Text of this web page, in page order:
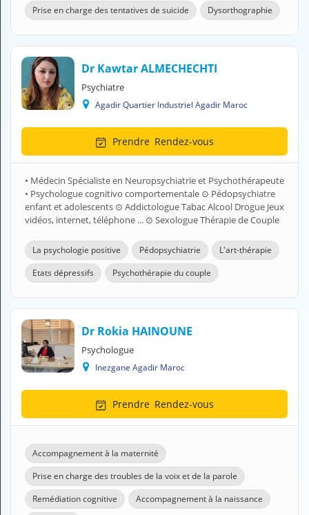
Prise en charge des tentatives de suicide
Dysorthographie
Dr Kawtar ALMECHECHTI
Psychiatre
Agadir Quartier Industriel Agadir Maroc
Prendre Rendez-vous
• Médecin Spécialiste en Neuropsychiatrie et Psychothérapeute
• Psychologue cognitivo comportementale ⊙ Pédopsychiatre
enfant et adolescents ⊙ Addictologue Tabac Alcool Drogue Jeux
vidéos, internet, téléphone ... ⊙ Sexologue Thérapie de Couple
La psychologie positive Pédopsychiatrie
L'art-thérapie
Etats dépressifs
Psychothérapie du couple
Dr Rokia HAINOUNE
Psychologue
Inezgane Agadir Maroc
Prendre Rendez-vous
Accompagnement à la maternité
Prise en charge des troubles de la voix et de la parole
Remédiation cognitive
Accompagnement à la naissance